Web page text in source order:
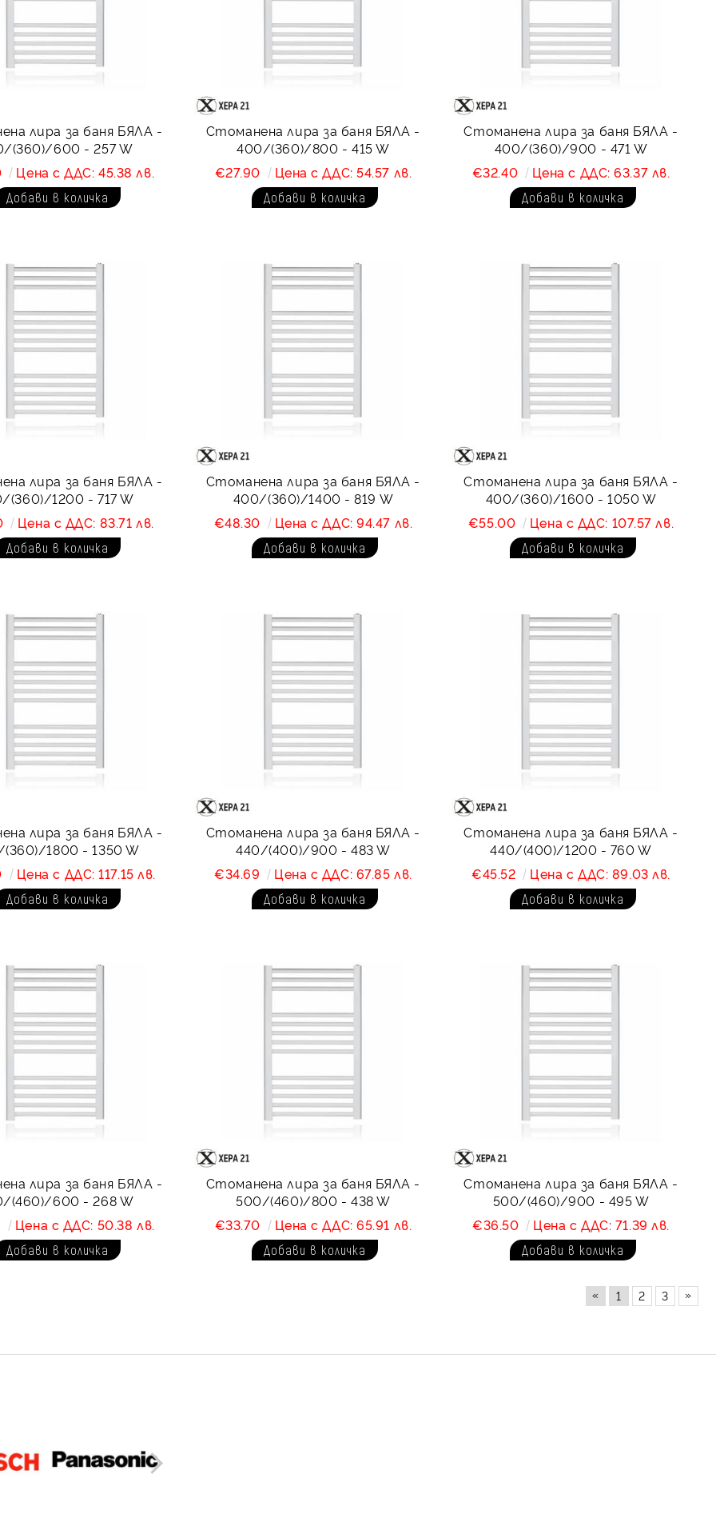
лира за баня БЯЛА -
(360)/600 - 257 W
Цена с ДДС: 45.38 лв.
Стоманена лира за баня БЯЛА -
400/(360)/800 - 415 W
€27.90
Цена с ДДС: 54.57 лв.
Стоманена лира за баня БЯЛА -
400/(360)/900 - 471 W
€32.40
Цена с ДДС: 63.37 лв.
лира за баня БЯЛА -
(360)/1200 - 717 W
Цена с ДДС: 83.71 лв.
Стоманена лира за баня БЯЛА -
400/(360)/1400 - 819 W
€48.30
Цена с ДДС: 94.47 лв.
Стоманена лира за баня БЯЛА -
400/(360)/1600 - 1050 W
€55.00
Цена с ДДС: 107.57 лв.
лира за баня БЯЛА -
1800 - 1350 W
Цена с ДДС: 117.15 лв.
Стоманена лира за баня БЯЛА -
440/(400)/900 - 483 W
€34.69
Цена с ДДС: 67.85 лв.
Стоманена лира за баня БЯЛА -
440/(400)/1200 - 760 W
€45.52
Цена с ДДС: 89.03 лв.
лира за баня БЯЛА -
(460)/600 - 268 W
Цена с ДДС: 50.38 лв.
Стоманена лира за баня БЯЛА -
500/(460)/800 - 438 W
€33.70
Цена с ДДС: 65.91 лв.
Стоманена лира за баня БЯЛА -
500/(460)/900 - 495 W
€36.50
Цена с ДДС: 71.39 лв.
« 1 2 3 »